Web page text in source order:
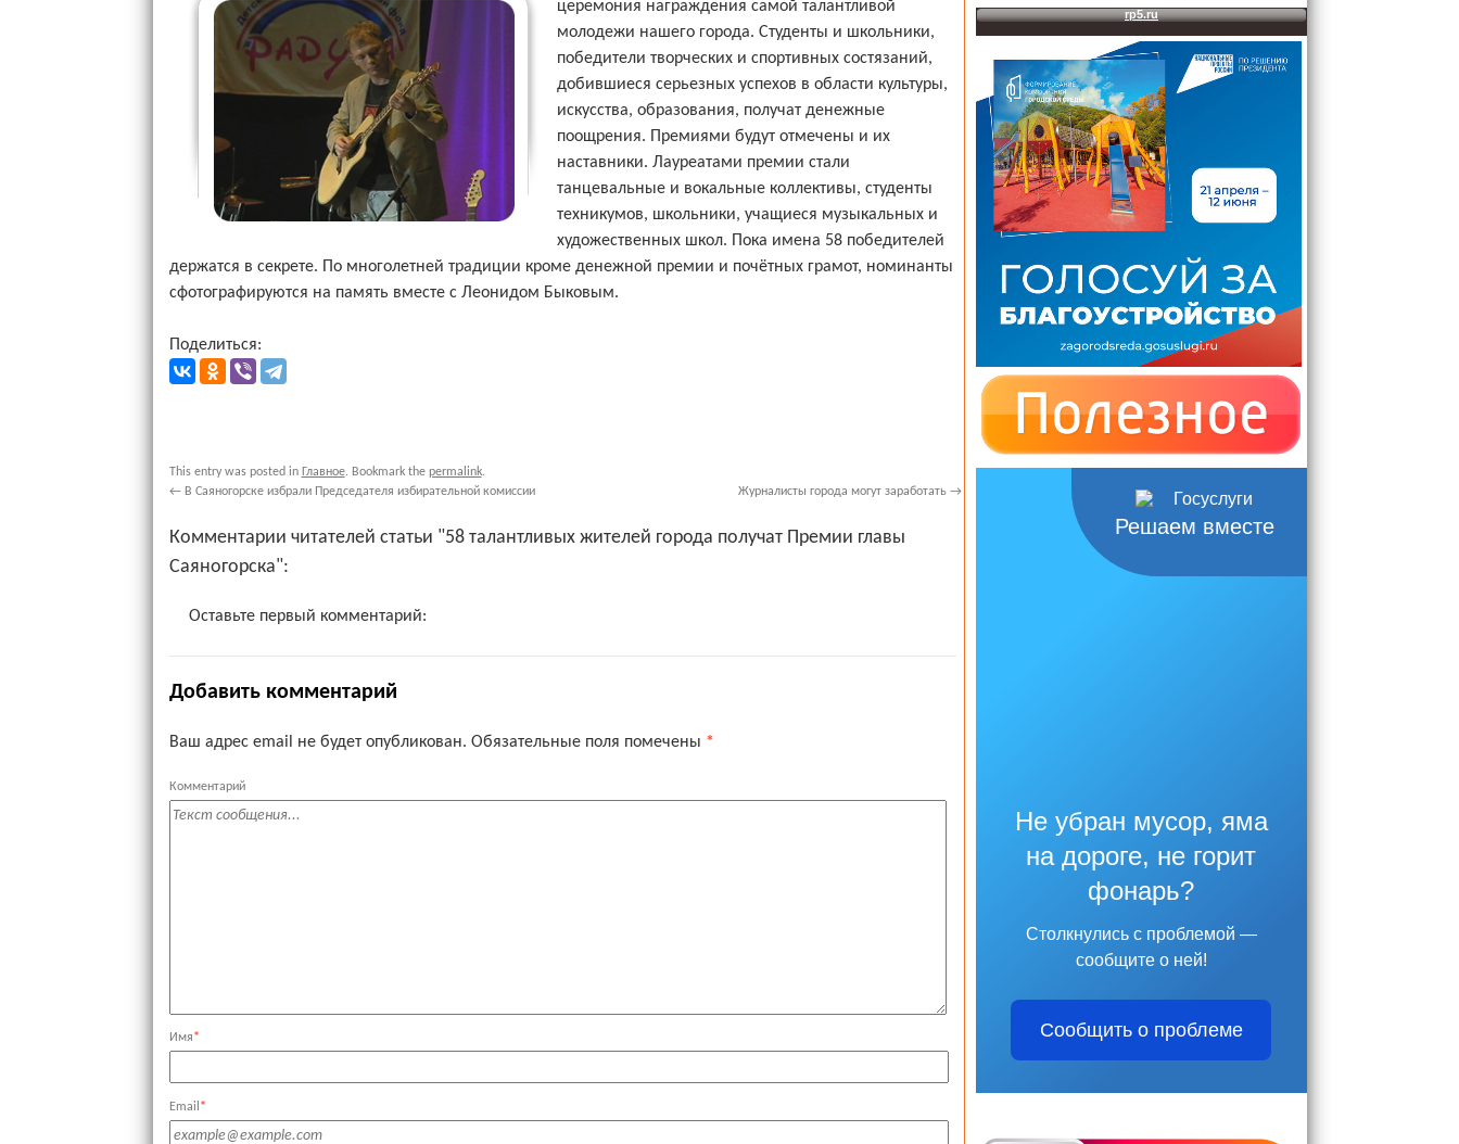
церемония награждения самой талантливой
молодежи нашего города. Студенты и школьники,
победители творческих и спортивных состязаний,
добившиеся серьезных успехов в области культуры,
искусства, образования, получат денежные
поощрения. Премиями будут отмечены и их
наставники. Лауреатами премии стали
танцевальные и вокальные коллективы, студенты
техникумов, школьники, учащиеся музыкальных и
художественных школ. Пока имена 58 победителей
держатся в секрете. По многолетней традиции кроме денежной премии и почётных грамот, номинанты
сфотографируются на память вместе с Леонидом Быковым.
Поделиться:
This entry was posted in Главное. Bookmark the permalink.
←В Саяногорске избрали Председателя избирательной комиссии Журналисты города могут заработать →
Комментарии читателей статьи "58 талантливых жителей города получат Премии главы
Саяногорска":
Оставьте первый комментарий:
Добавить комментарий
Ваш адрес email не будет опубликован. Обязательные поля помечены *
Комментарий
Имя*
Email *
Решаем вместе
Не убран мусор, яма
на дороге, не горит
фонарь?
Столкнулись с проблемой —
сообщите о ней!
Сообщить о проблеме